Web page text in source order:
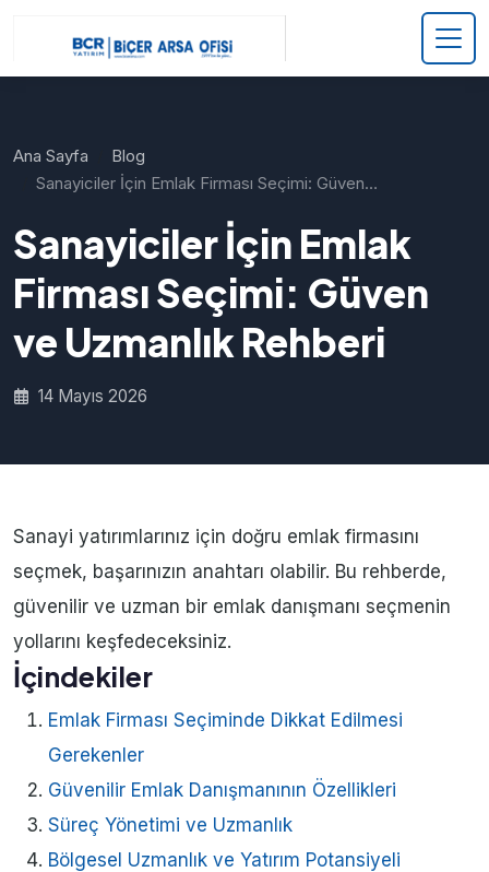
Ana Sayfa
Blog
Sanayiciler İçin Emlak Firması Seçimi: Güven…
Sanayiciler İçin Emlak
Firması Seçimi: Güven
ve Uzmanlık Rehberi
14 Mayıs 2026
Sanayi yatırımlarınız için doğru emlak firmasını
seçmek, başarınızın anahtarı olabilir. Bu rehberde,
güvenilir ve uzman bir emlak danışmanı seçmenin
yollarını keşfedeceksiniz.
İçindekiler
Emlak Firması Seçiminde Dikkat Edilmesi
Gerekenler
Güvenilir Emlak Danışmanının Özellikleri
Süreç Yönetimi ve Uzmanlık
Bölgesel Uzmanlık ve Yatırım Potansiyeli